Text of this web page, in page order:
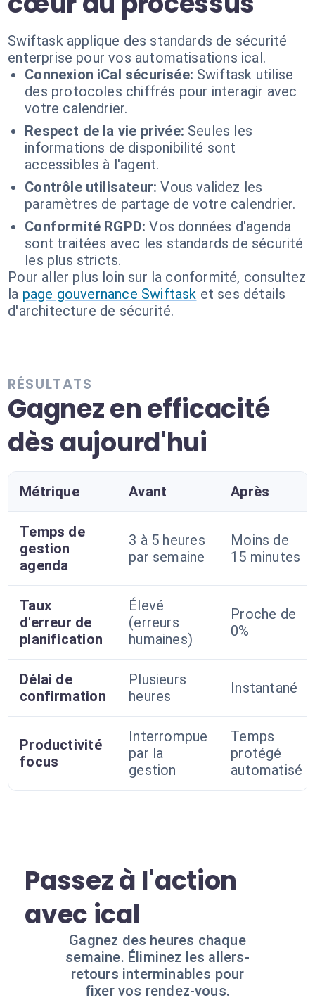
Swiftask applique des standards de sécurité
enterprise pour vos automatisations ical.
Connexion iCal sécurisée: Swiftask utilise
des protocoles chiffrés pour interagir avec
votre calendrier.
Respect de la vie privée: Seules les
informations de disponibilité sont
accessibles à l'agent.
Contrôle utilisateur: Vous validez les
paramètres de partage de votre calendrier.
Conformité RGPD: Vos données d'agenda
sont traitées avec les standards de sécurité
les plus stricts.
Pour aller plus loin sur la conformité, consultez
la page gouvernance Swiftask et ses détails
d'architecture de sécurité.
RÉSULTATS
Gagnez en efficacité
dès aujourd'hui
Métrique Avant Après
Temps de
gestion
agenda
3 à 5 heures
par semaine
Moins de
15 minutes
Taux
d'erreur de
planification
Élevé
(erreurs
humaines)
Proche de
0%
Délai de
confirmation
Plusieurs
heures
Instantané
Productivité
focus
Interrompue
par la
gestion
Temps
protégé
automatisé
Passez à l'action
avec ical
Gagnez des heures chaque
semaine. Éliminez les allers-
retours interminables pour
fixer vos rendez-vous.